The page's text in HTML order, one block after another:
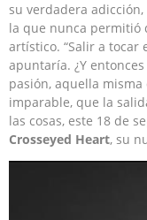
su verdadera
la que nunca permitió
artístico. “Salir a tocar
apuntaría. ¿Y
pasión, aquella
imparable, que la
las cosas, este 18 de
Crosseyed Heart, su